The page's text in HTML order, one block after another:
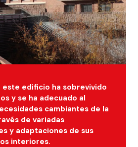
este edificio ha sobrevivido
y se ha adecuado al
cambiantes de la
de variadas
y adaptaciones de sus
interiores.